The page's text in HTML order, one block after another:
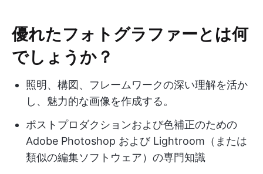
優れたフォトグラファーとは何
でしょうか？
照明、構図、フレームワークの深い理解を活か
し、魅力的な画像を作成する。
ポストプロダクションおよび色補正のための
Adobe Photoshop および Lightroom（または
類似の編集ソフトウェア）の専門知識